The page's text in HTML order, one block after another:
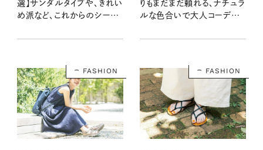
選】サンダルタイプや、きれい
め派など、これからのシーズ
う！
りもまだまだ頼れる、ナチュラ
ルな色合いで大人コーデに
とおしゃれ】
FASHION FASHION